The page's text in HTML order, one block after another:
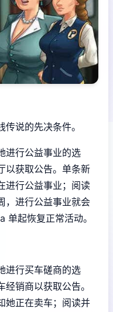
说的先决条件。
进行公益事业的选
以获取公告。单条新
进行公益事业；阅读
，进行公益事业就会
单起恢复正常活动。
进行买车磋商的选
销商以获取公告。
她正在卖车；阅读并